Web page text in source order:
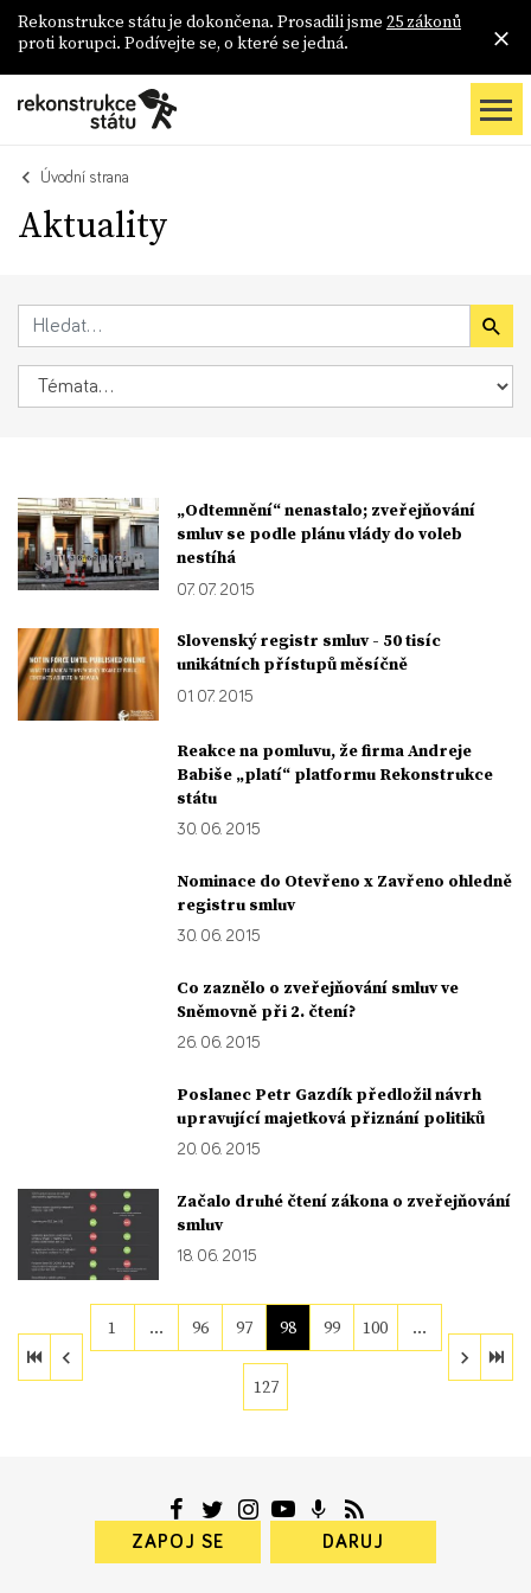
Rekonstrukce státu je dokončena. Prosadili jsme 25 zákonů
proti korupci. Podívejte se, o které se jedná.
Úvodní strana
Aktuality
„Odtemnění“ nenastalo; zveřejňování
smluv se podle plánu vlády do voleb
nestíhá
07. 07. 2015
Slovenský registr smluv - 50 tisíc
unikátních přístupů měsíčně
01. 07. 2015
Reakce na pomluvu, že firma Andreje
Babiše „platí“ platformu Rekonstrukce
státu
30. 06. 2015
Nominace do Otevřeno x Zavřeno ohledně
registru smluv
30. 06. 2015
Co zaznělo o zveřejňování smluv ve
Sněmovně při 2. čtení?
26. 06. 2015
Poslanec Petr Gazdík předložil návrh
upravující majetková přiznání politiků
20. 06. 2015
Začalo druhé čtení zákona o zveřejňování
smluv
18. 06. 2015
1 … 96 97 98 99 100 …
127
ZAPOJ SE DARUJ